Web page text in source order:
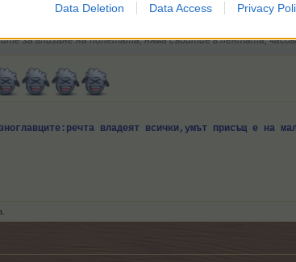
Data Deletion Data Access Privacy
всяко завъртане на пъзел замръзва. Старата песен на нов
за влизане на полетата, няма събитие в лентата,
владеят всички,умът присъщ е на